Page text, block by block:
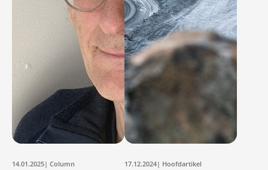
14.01.2025| Column 17.12.2024| Hoofdartikel